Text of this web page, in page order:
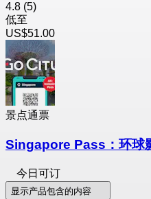
4.8 (5)
低至
US$51.00
景点通票
Singapore Pass：环球
今日可订
显示产品包含的内容